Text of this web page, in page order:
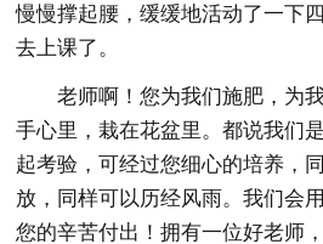
慢慢撑起腰，缓缓地活动了一下
去上课了。
老师啊！您为我们施肥，为
手心里，栽在花盆里。都说我们
起考验，可经过您细心的培养，
放，同样可以历经风雨。我们会
您的辛苦付出！拥有一位好老师